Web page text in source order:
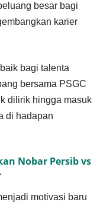
besar bagi
karier
bagi talenta
bersama PSGC
dilirik hingga masuk
di hadapan
Nobar Persib vs
motivasi baru